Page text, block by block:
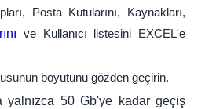
Posta Kutularını, Kaynakları,
ve Kullanıcı listesini EXCEL'e
boyutunu gözden geçirin.
yalnızca 50 Gb'ye kadar geçiş